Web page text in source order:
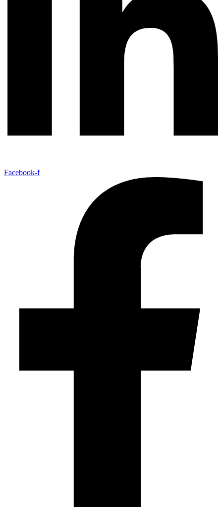
Facebook-f